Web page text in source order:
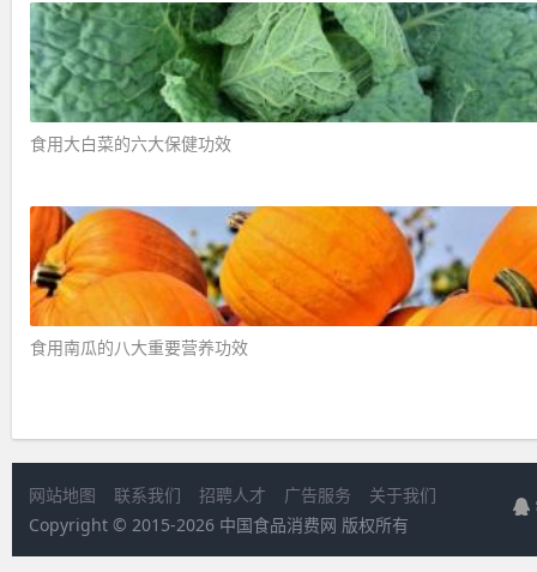
食用大白菜的六大保健功效 ​
食用南瓜的八大重要营养功效 ​
网站地图 联系我们 招聘人才 广告服务
关于我们
Copyright © 2015-2026 中国食品消费网 版权所有